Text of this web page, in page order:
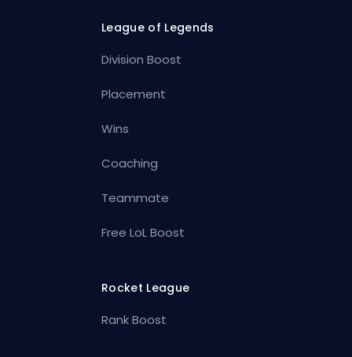
League of Legends
Division Boost
Placement
Wins
Coaching
Teammate
Free LoL Boost
Rocket League
Rank Boost